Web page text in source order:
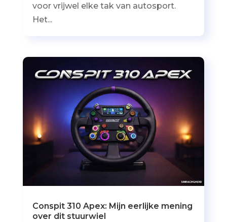
voor vrijwel elke tak van autosport.
Het...
Conspit 310 Apex: Mijn eerlijke mening
over dit stuurwiel